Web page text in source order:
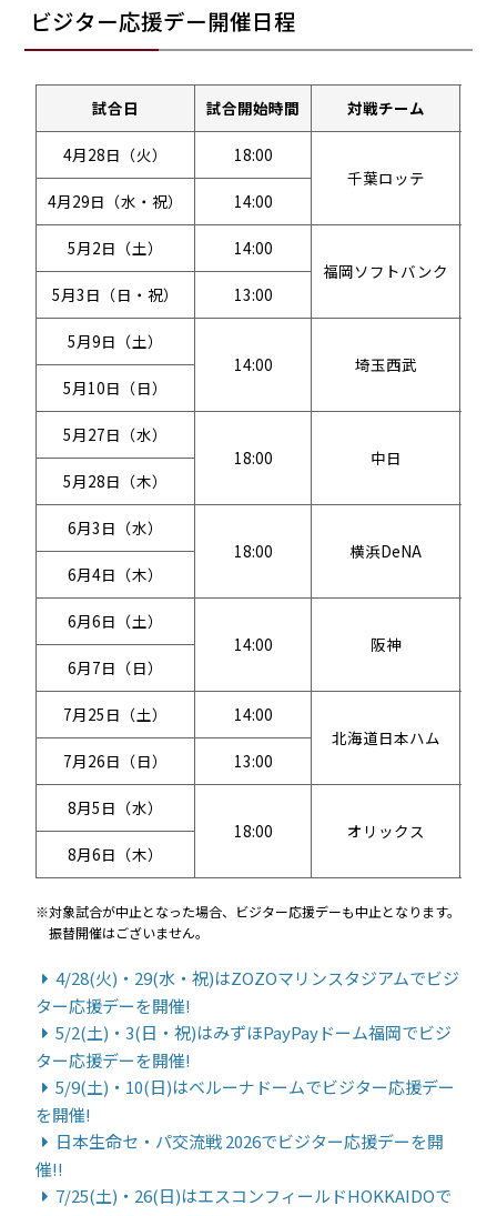
ビジター応援デー開催日程
試合日 試合開始時間 対戦チーム
4月28日（火）
18:00
千葉ロッテ
4月29日（水・祝）
14:00
5月2日（土）
14:00
福岡ソフトバンク
5月3日（日・祝）
13:00
5月9日（土）
14:00
埼玉西武
5月10日（日）
5月27日（水）
18:00
中日
5月28日（木）
6月3日（水）
18:00
横浜DeNA
6月4日（木）
6月6日（土）
14:00
阪神
6月7日（日）
7月25日（土）
14:00
北海道日本ハム
7月26日（日）
13:00
8月5日（水）
18:00
オリックス
8月6日（木）
対象試合が中止となった場合、ビジター応援デーも中止となります。
振替開催はございません。
4/28(火)・29(水・祝)はZOZOマリンスタジアムでビジ
ター応援デーを開催!
5/2(土)・3(日・祝)はみずほPayPayドーム福岡でビジ
ター応援デーを開催!
5/9(土)・10(日)はベルーナドームでビジター応援デー
を開催!
日本生命セ・パ交流戦 2026でビジター応援デーを開
催!!
7/25(土)・26(日)はエスコンフィールドHOKKAIDOで